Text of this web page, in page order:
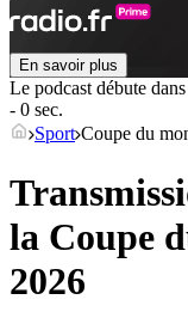
En savoir plus
Le podcast débute dans
- 0 sec.
Sport Coupe du
la Coupe
2026